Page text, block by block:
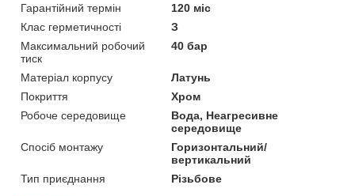
Гарантійний термін
120 міс
Клас герметичності
З
Максимальний робочий
тиск
40 бар
Матеріал корпусу
Латунь
Покриття
Хром
Робоче середовище
Вода, Неагресивне
середовище
Спосіб монтажу
Горизонтальний/
вертикальний
Тип приєднання
Різьбове